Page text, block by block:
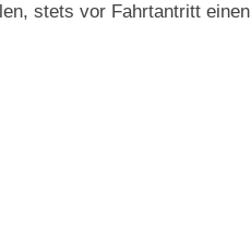
stets vor Fahrtantritt einen